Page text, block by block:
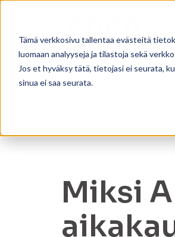
Tämä verkkosivu tallentaa evästeitä
luomaan analyyseja ja tilastoja sekä
Jos et hyväksy tätä, tietojasi ei seurata,
sinua ei saa seurata.
Miksi